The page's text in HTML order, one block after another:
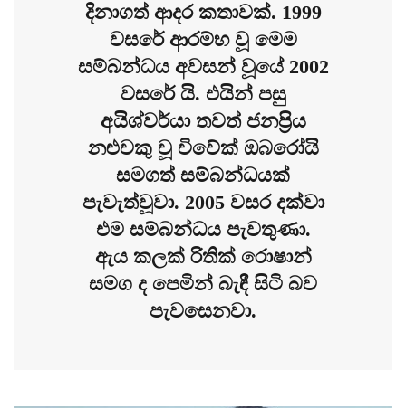
දිනාගත් ආදර කතාවක්. 1999
වසරේ ආරම්භ වූ මෙම
සම්බන්ධය අවසන් වූයේ 2002
වසරේ යි. එයින් පසු
අයිශ්වර්යා තවත් ජනප්‍රිය
නළුවකු වූ විවේක් ඔබරෝයි
සමගත් සම්බන්ධයක්
පැවැත්වූවා. 2005 වසර දක්වා
එම සම්බන්ධය පැවතුණා.
ඇය කලක් රිතික් රොෂාන්
සමග ද පෙමින් බැඳී සිටි බව
පැවසෙනවා.